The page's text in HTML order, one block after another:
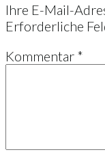
Ihre E-Mail-
Erforderliche
Kommentar *